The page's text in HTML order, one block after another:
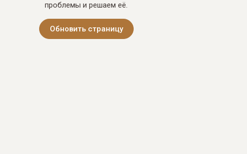
проблемы и решаем её.
Обновить страницу